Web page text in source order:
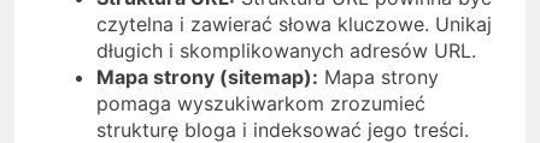
czytelna i zawierać słowa kluczowe. Unikaj
długich i skomplikowanych adresów URL.
Mapa strony (sitemap): Mapa strony
pomaga wyszukiwarkom zrozumieć
strukturę bloga i indeksować jego treści.